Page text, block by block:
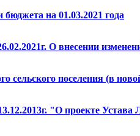
на 01.03.2021 года
О внесении
сельского поселения (в
"О проекте Устава